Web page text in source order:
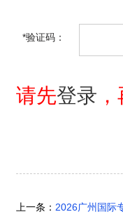
*验证码：
请先登录
上一条： 2026广州国际